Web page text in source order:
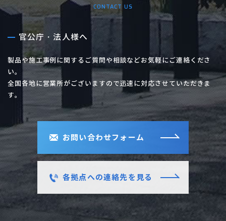
CONTACT US
官公庁・法人様へ
製品や施工事例に関するご質問や相談などお気軽にご連絡くださ
い。
全国各地に営業所がございますので迅速に対応させていただきま
す。
お問い合わせフォーム
各拠点への連絡先を見る